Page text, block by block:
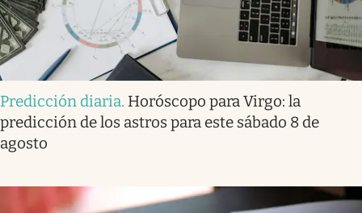
Predicción diaria. Horóscopo para Virgo: la
predicción de los astros para este sábado 8 de
agosto